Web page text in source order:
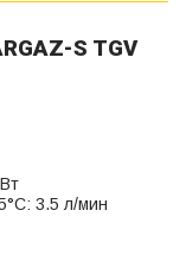
S TGV
3.5 л/мин